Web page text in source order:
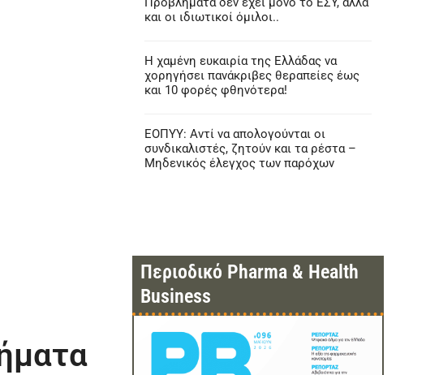
και οι ιδιωτικοί όμιλοι..
Η χαμένη ευκαιρία της Ελλάδας να
χορηγήσει πανάκριβες θεραπείες έως
και 10 φορές φθηνότερα!
ΕΟΠΥΥ: Αντί να απολογούνται οι
συνδικαλιστές, ζητούν και τα ρέστα –
Μηδενικός έλεγχος των παρόχων
Περιοδικό Pharma & Health
Business